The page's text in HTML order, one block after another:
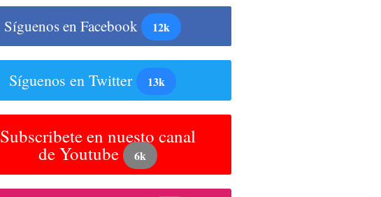
Síguenos en Facebook 12k
Síguenos en Twitter 13k
Subscribete en nuesto canal
de Youtube 6k